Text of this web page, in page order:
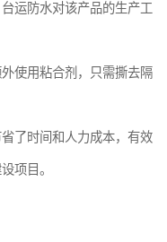
运防水对该产品的生产工
使用粘合剂，只需撕去隔
了时间和人力成本，有效
项目。